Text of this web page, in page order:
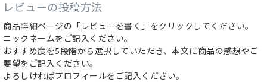
レビューの投稿方法
商品詳細ページの「レビューを書く」をクリックしてください。
ニックネームをご記入ください。
おすすめ度を5段階から選択していただき、本文に商品の感想やご
要望をご記入ください。
よろしければプロフィールをご記入ください。